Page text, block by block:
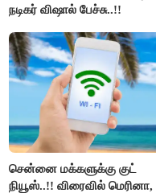
நடிகர் விஷால் பேச்சு..!!
சென்னை மக்களுக்கு குட்
நியூஸ்..!! விரைவில் மெரினா,